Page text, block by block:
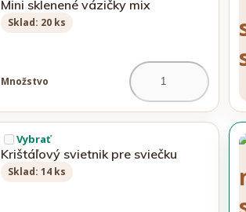
Mini sklenené vázičky mix
Sklad: 20 ks
Množstvo
Vybrať
Krištáľový svietnik pre sviečku
Sklad: 14 ks